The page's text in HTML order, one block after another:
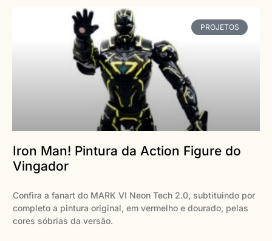
PROJETOS
Iron Man! Pintura da Action Figure do
Vingador
Confira a fanart do MARK VI Neon Tech 2.0, subtituindo por
completo a pintura original, em vermelho e dourado, pelas
cores sóbrias da versão.